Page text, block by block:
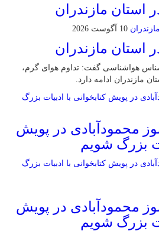
استان مازندران
10 آگوست 2026
استان مازندران
هواشناسی گفت: تداوم هوای گرم،
محمودآبادی در پویش
بزرگ شویم
محمودآبادی در پویش
بزرگ شویم